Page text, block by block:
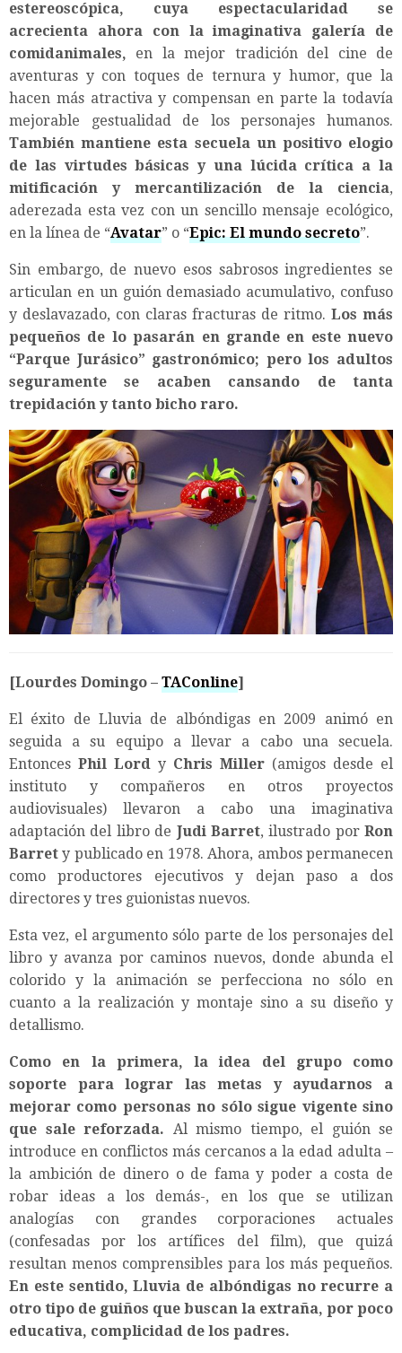
estereoscópica, cuya espectacularidad se
acrecienta ahora con la imaginativa galería de
comidanimales, en la mejor tradición del cine de
aventuras y con toques de ternura y humor, que la
hacen más atractiva y compensan en parte la todavía
mejorable gestualidad de los personajes humanos.
También mantiene esta secuela un positivo elogio
de las virtudes básicas y una lúcida crítica a la
mitificación y mercantilización de la ciencia,
aderezada esta vez con un sencillo mensaje ecológico,
en la línea de “Avatar” o “Epic: El mundo secreto”.
Sin embargo, de nuevo esos sabrosos ingredientes se
articulan en un guión demasiado acumulativo, confuso
y deslavazado, con claras fracturas de ritmo. Los más
pequeños de lo pasarán en grande en este nuevo
“Parque Jurásico” gastronómico; pero los adultos
seguramente se acaben cansando de tanta
trepidación y tanto bicho raro.
[Lourdes Domingo – TAConline]
El éxito de Lluvia de albóndigas en 2009 animó en
seguida a su equipo a llevar a cabo una secuela.
Entonces Phil Lord y Chris Miller (amigos desde el
instituto y compañeros en otros proyectos
audiovisuales) llevaron a cabo una imaginativa
adaptación del libro de Judi Barret, ilustrado por Ron
Barret y publicado en 1978. Ahora, ambos permanecen
como productores ejecutivos y dejan paso a dos
directores y tres guionistas nuevos.
Esta vez, el argumento sólo parte de los personajes del
libro y avanza por caminos nuevos, donde abunda el
colorido y la animación se perfecciona no sólo en
cuanto a la realización y montaje sino a su diseño y
detallismo.
Como en la primera, la idea del grupo como
soporte para lograr las metas y ayudarnos a
mejorar como personas no sólo sigue vigente sino
que sale reforzada. Al mismo tiempo, el guión se
introduce en conflictos más cercanos a la edad adulta –
la ambición de dinero o de fama y poder a costa de
robar ideas a los demás-, en los que se utilizan
analogías con grandes corporaciones actuales
(confesadas por los artífices del film), que quizá
resultan menos comprensibles para los más pequeños.
En este sentido, Lluvia de albóndigas no recurre a
otro tipo de guiños que buscan la extraña, por poco
educativa, complicidad de los padres.